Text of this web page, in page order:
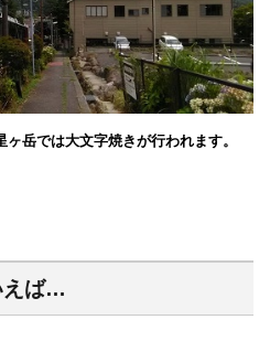
岳では大文字焼きが行われます。
えば…